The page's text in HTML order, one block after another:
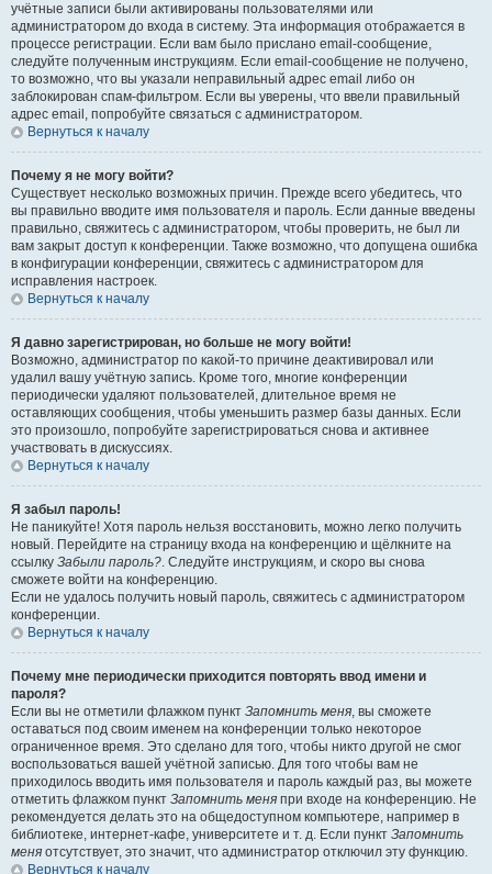
учётные записи были активированы пользователями или
администратором до входа в систему. Эта информация отображается в
процессе регистрации. Если вам было прислано email-сообщение,
следуйте полученным инструкциям. Если email-сообщение не получено,
то возможно, что вы указали неправильный адрес email либо он
заблокирован спам-фильтром. Если вы уверены, что ввели правильный
адрес email, попробуйте связаться с администратором.
Вернуться к началу
Почему я не могу войти?
Существует несколько возможных причин. Прежде всего убедитесь, что
вы правильно вводите имя пользователя и пароль. Если данные введены
правильно, свяжитесь с администратором, чтобы проверить, не был ли
вам закрыт доступ к конференции. Также возможно, что допущена ошибка
в конфигурации конференции, свяжитесь с администратором для
исправления настроек.
Вернуться к началу
Я давно зарегистрирован, но больше не могу войти!
Возможно, администратор по какой-то причине деактивировал или
удалил вашу учётную запись. Кроме того, многие конференции
периодически удаляют пользователей, длительное время не
оставляющих сообщения, чтобы уменьшить размер базы данных. Если
это произошло, попробуйте зарегистрироваться снова и активнее
участвовать в дискуссиях.
Вернуться к началу
Я забыл пароль!
Не паникуйте! Хотя пароль нельзя восстановить, можно легко получить
новый. Перейдите на страницу входа на конференцию и щёлкните на
ссылку Забыли пароль?. Следуйте инструкциям, и скоро вы снова
сможете войти на конференцию.
Если не удалось получить новый пароль, свяжитесь с администратором
конференции.
Вернуться к началу
Почему мне периодически приходится повторять ввод имени и
пароля?
Если вы не отметили флажком пункт Запомнить меня, вы сможете
оставаться под своим именем на конференции только некоторое
ограниченное время. Это сделано для того, чтобы никто другой не смог
воспользоваться вашей учётной записью. Для того чтобы вам не
приходилось вводить имя пользователя и пароль каждый раз, вы можете
отметить флажком пункт Запомнить меня при входе на конференцию. Не
рекомендуется делать это на общедоступном компьютере, например в
библиотеке, интернет-кафе, университете и т. д. Если пункт Запомнить
меня отсутствует, это значит, что администратор отключил эту функцию.
Вернуться к началу